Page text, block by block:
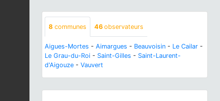
8 communes 46 observateurs
Aigues-Mortes - Aimargues - Beauvoisin - Le Cailar -
Le Grau-du-Roi - Saint-Gilles - Saint-Laurent-
d'Aigouze - Vauvert